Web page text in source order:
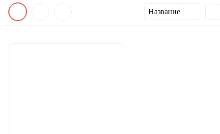
Название